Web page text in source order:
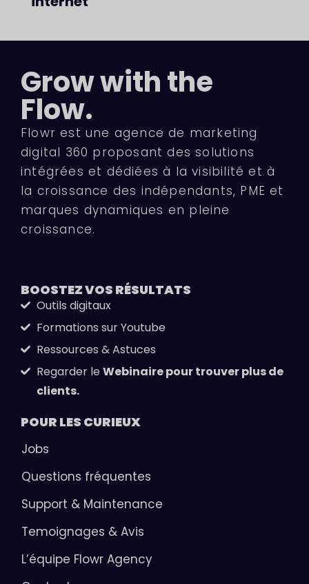
Grow with the
Flow.
Flowr est une agence de marketing
digital 360 proposant des solutions
intégrées et dédiées à la visibilité et à
la croissance des indépendants, PME et
marques dynamiques en pleine
croissance.
POUR LES CURIEUX
Jobs
Questions fréquentes
Support & Maintenance
Temoignages & Avis
L’équipe Flowr Agency
BOOSTEZ VOS RÉSULTATS
Outils digitaux
Formations sur Youtube
Ressources & Astuces
Regarder leWebinaire pour trouver plus de
clients.